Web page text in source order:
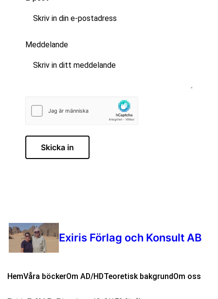
Meddelande
Skicka in
Exiris Förlag och Konsult AB
HemVåra böckerOm AD/HDTeoretisk bakgrundOm oss